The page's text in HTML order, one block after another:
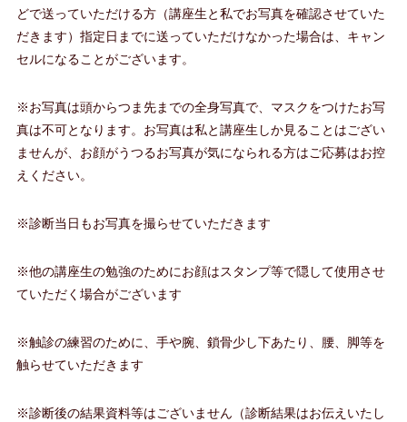
どで送っていただける方（講座生と私でお写真を確認させていた
だきます）指定日までに送っていただけなかった場合は、キャン
セルになることがございます。
※お写真は頭からつま先までの全身写真で、マスクをつけたお写
真は不可となります。お写真は私と講座生しか見ることはござい
ませんが、お顔がうつるお写真が気になられる方はご応募はお控
えください。
※診断当日もお写真を撮らせていただきます
※他の講座生の勉強のためにお顔はスタンプ等で隠して使用させ
ていただく場合がございます
※触診の練習のために、手や腕、鎖骨少し下あたり、腰、脚等を
触らせていただきます
※診断後の結果資料等はございません（診断結果はお伝えいたし